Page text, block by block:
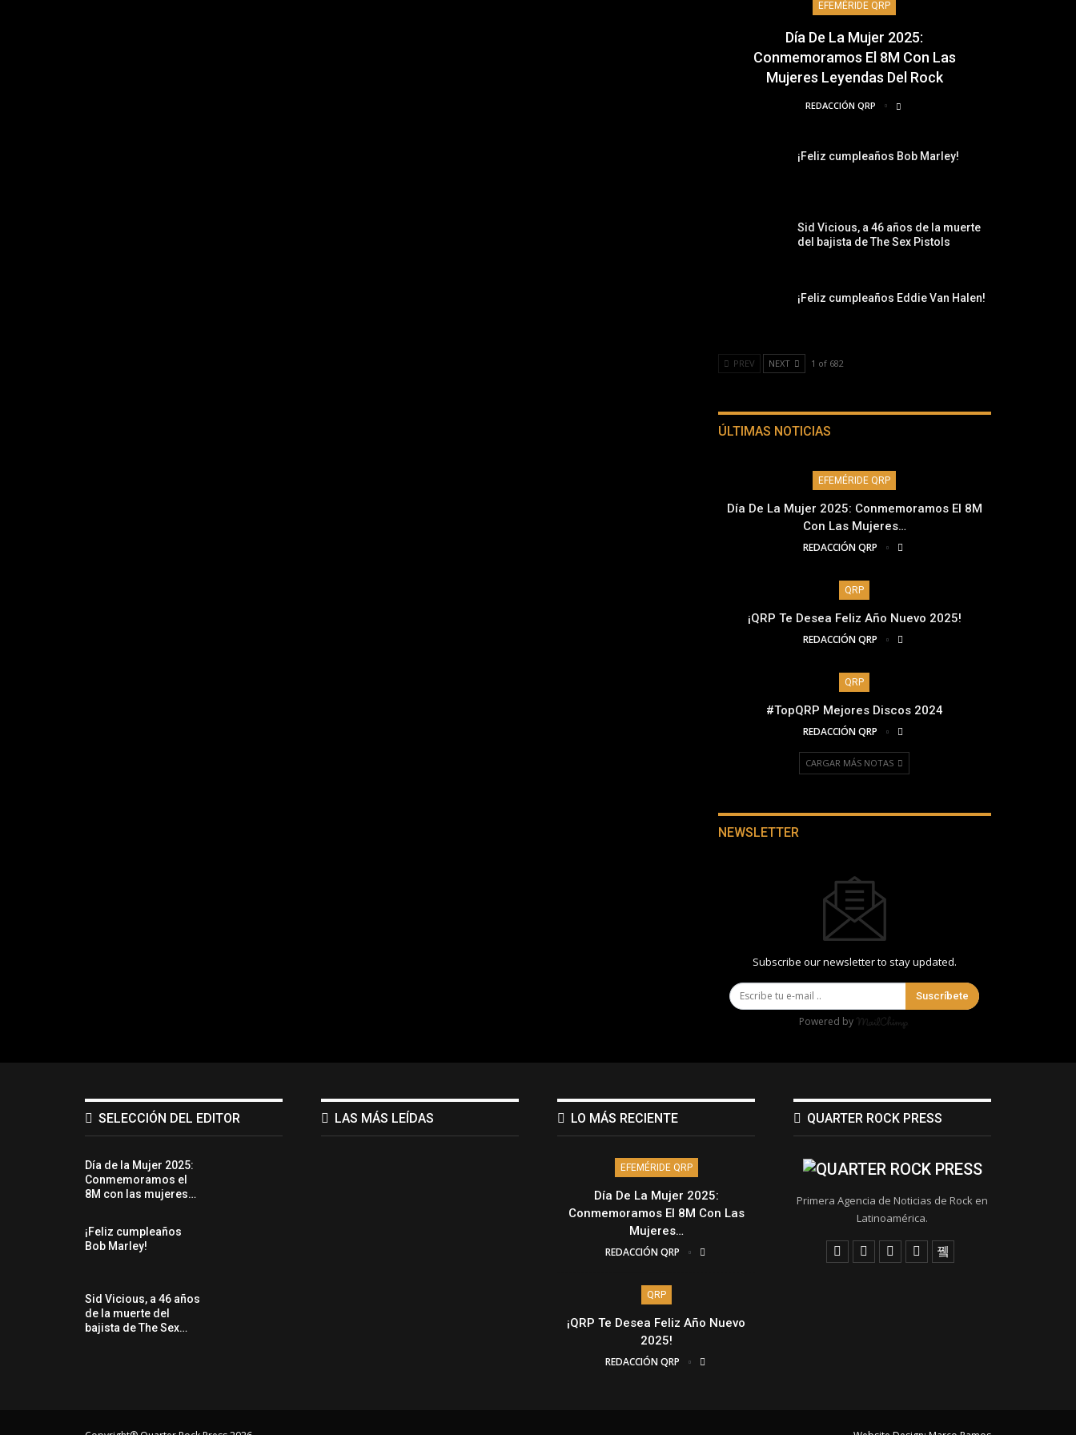
EFEMÉRIDE QRP
Día De La Mujer 2025:
Conmemoramos El 8M Con Las
Mujeres Leyendas Del Rock
REDACCIÓN QRP
¡Feliz cumpleaños Bob Marley!
Sid Vicious, a 46 años de la muerte
del bajista de The Sex Pistols
¡Feliz cumpleaños Eddie Van Halen!
PREV NEXT 1 of 682
ÚLTIMAS NOTICIAS
EFEMÉRIDE QRP
Día De La Mujer 2025: Conmemoramos El 8M
Con Las Mujeres…
REDACCIÓN QRP
QRP
¡QRP Te Desea Feliz Año Nuevo 2025!
REDACCIÓN QRP
QRP
#TopQRP Mejores Discos 2024
REDACCIÓN QRP
CARGAR MÁS NOTAS
NEWSLETTER
Subscribe our newsletter to stay updated.
Suscríbete
Powered by
SELECCIÓN DEL EDITOR
Día de la Mujer 2025:
Conmemoramos el
8M con las mujeres…
¡Feliz cumpleaños
Bob Marley!
Sid Vicious, a 46 años
de la muerte del
bajista de The Sex…
LAS MÁS LEÍDAS LO MÁS RECIENTE
EFEMÉRIDE QRP
Día De La Mujer 2025:
Conmemoramos El 8M Con Las
Mujeres…
REDACCIÓN QRP
QRP
¡QRP Te Desea Feliz Año Nuevo
2025!
REDACCIÓN QRP
QUARTER ROCK PRESS
Primera Agencia de Noticias de Rock en
Latinoamérica.